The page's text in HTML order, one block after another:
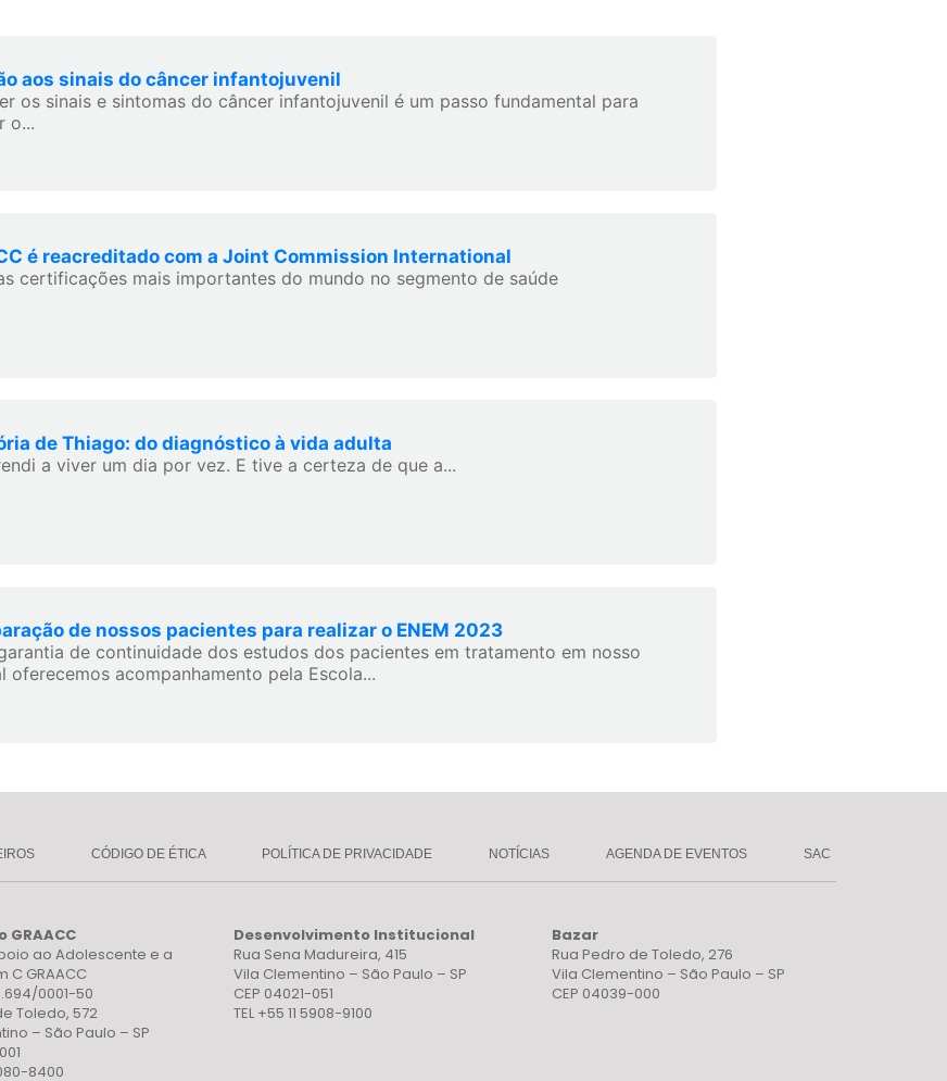
aos sinais do câncer infantojuvenil
os sinais e sintomas do câncer infantojuvenil é um passo fundamental para
o...
é reacreditado com a Joint Commission International
certificações mais importantes do mundo no segmento de saúde
de Thiago: do diagnóstico à vida adulta
a viver um dia por vez. E tive a certeza de que a...
de nossos pacientes para realizar o ENEM 2023
de continuidade dos estudos dos pacientes em tratamento em nosso
oferecemos acompanhamento pela Escola...
CÓDIGO DE ÉTICA POLÍTICA DE PRIVACIDADE NOTÍCIAS AGENDA DE EVENTOS SAC
ao Adolescente e a
C GRAACC
0001-50
Toledo, 572
– São Paulo – SP
8400
Desenvolvimento Institucional
Rua Sena Madureira, 415
Vila Clementino – São Paulo – SP
CEP 04021-051
TEL +55 11 5908-9100
Bazar
Rua Pedro de Toledo, 276
Vila Clementino – São Paulo – SP
CEP 04039-000